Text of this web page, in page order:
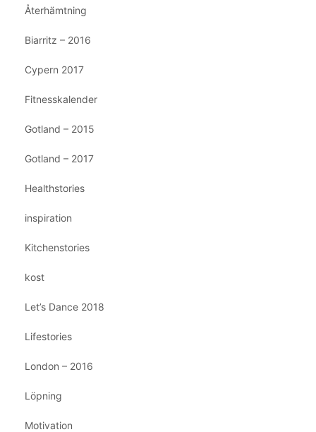
Återhämtning
Biarritz – 2016
Cypern 2017
Fitnesskalender
Gotland – 2015
Gotland – 2017
Healthstories
inspiration
Kitchenstories
kost
Let’s Dance 2018
Lifestories
London – 2016
Löpning
Motivation